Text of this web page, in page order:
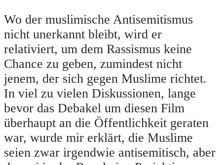
Wo der muslimische Antisemitismus
nicht unerkannt bleibt, wird er
relativiert, um dem Rassismus keine
Chance zu geben, zumindest nicht
jenem, der sich gegen Muslime richtet.
In viel zu vielen Diskussionen, lange
bevor das Debakel um diesen Film
überhaupt an die Öffentlichkeit geraten
war, wurde mir erklärt, die Muslime
seien zwar irgendwie antisemitisch, aber